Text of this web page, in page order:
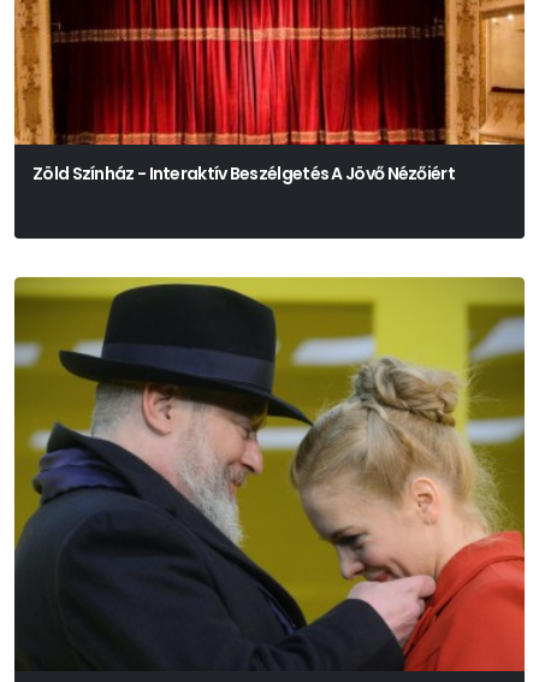
Zöld Színház - Interaktív Beszélgetés A Jövő Nézőiért